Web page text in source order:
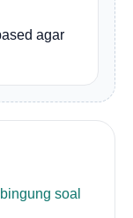
agar
soal